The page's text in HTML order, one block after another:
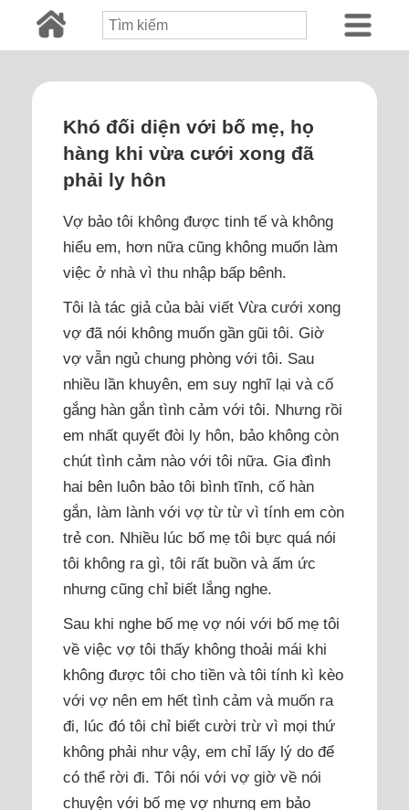
Khó đối diện với bố mẹ, họ
hàng khi vừa cưới xong đã
phải ly hôn
Vợ bảo tôi không được tinh tế và không
hiểu em, hơn nữa cũng không muốn làm
việc ở nhà vì thu nhập bấp bênh.
Tôi là tác giả của bài viết Vừa cưới xong
vợ đã nói không muốn gần gũi tôi. Giờ
vợ vẫn ngủ chung phòng với tôi. Sau
nhiều lần khuyên, em suy nghĩ lại và cố
gắng hàn gắn tình cảm với tôi. Nhưng rồi
em nhất quyết đòi ly hôn, bảo không còn
chút tình cảm nào với tôi nữa. Gia đình
hai bên luôn bảo tôi bình tĩnh, cố hàn
gắn, làm lành với vợ từ từ vì tính em còn
trẻ con. Nhiều lúc bố mẹ tôi bực quá nói
tôi không ra gì, tôi rất buồn và ấm ức
nhưng cũng chỉ biết lắng nghe.
Sau khi nghe bố mẹ vợ nói với bố mẹ tôi
về việc vợ tôi thấy không thoải mái khi
không được tôi cho tiền và tôi tính kì kèo
với vợ nên em hết tình cảm và muốn ra
đi, lúc đó tôi chỉ biết cười trừ vì mọi thứ
không phải như vậy, em chỉ lấy lý do để
có thể rời đi. Tôi nói với vợ giờ về nói
chuyện với bố mẹ vợ nhưng em bảo